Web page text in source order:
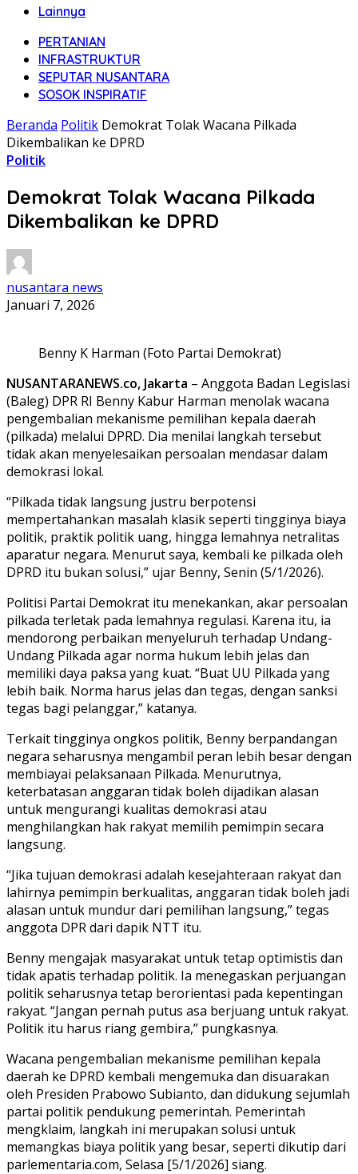
Lainnya
PERTANIAN
INFRASTRUKTUR
SEPUTAR NUSANTARA
SOSOK INSPIRATIF
Beranda Politik Demokrat Tolak Wacana Pilkada
Dikembalikan ke DPRD
Politik
Demokrat Tolak Wacana Pilkada
Dikembalikan ke DPRD
nusantara news
Januari 7, 2026
Benny K Harman (Foto Partai Demokrat)
NUSANTARANEWS.co, Jakarta – Anggota Badan Legislasi
(Baleg) DPR RI Benny Kabur Harman menolak wacana
pengembalian mekanisme pemilihan kepala daerah
(pilkada) melalui DPRD. Dia menilai langkah tersebut
tidak akan menyelesaikan persoalan mendasar dalam
demokrasi lokal.
“Pilkada tidak langsung justru berpotensi
mempertahankan masalah klasik seperti tingginya biaya
politik, praktik politik uang, hingga lemahnya netralitas
aparatur negara. Menurut saya, kembali ke pilkada oleh
DPRD itu bukan solusi,” ujar Benny, Senin (5/1/2026).
Politisi Partai Demokrat itu menekankan, akar persoalan
pilkada terletak pada lemahnya regulasi. Karena itu, ia
mendorong perbaikan menyeluruh terhadap Undang-
Undang Pilkada agar norma hukum lebih jelas dan
memiliki daya paksa yang kuat. “Buat UU Pilkada yang
lebih baik. Norma harus jelas dan tegas, dengan sanksi
tegas bagi pelanggar,” katanya.
Terkait tingginya ongkos politik, Benny berpandangan
negara seharusnya mengambil peran lebih besar dengan
membiayai pelaksanaan Pilkada. Menurutnya,
keterbatasan anggaran tidak boleh dijadikan alasan
untuk mengurangi kualitas demokrasi atau
menghilangkan hak rakyat memilih pemimpin secara
langsung.
“Jika tujuan demokrasi adalah kesejahteraan rakyat dan
lahirnya pemimpin berkualitas, anggaran tidak boleh jadi
alasan untuk mundur dari pemilihan langsung,” tegas
anggota DPR dari dapik NTT itu.
Benny mengajak masyarakat untuk tetap optimistis dan
tidak apatis terhadap politik. Ia menegaskan perjuangan
politik seharusnya tetap berorientasi pada kepentingan
rakyat. “Jangan pernah putus asa berjuang untuk rakyat.
Politik itu harus riang gembira,” pungkasnya.
Wacana pengembalian mekanisme pemilihan kepala
daerah ke DPRD kembali mengemuka dan disuarakan
oleh Presiden Prabowo Subianto, dan didukung sejumlah
partai politik pendukung pemerintah. Pemerintah
mengklaim, langkah ini merupakan solusi untuk
memangkas biaya politik yang besar, seperti dikutip dari
parlementaria.com, Selasa [5/1/2026] siang.